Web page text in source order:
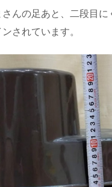
んの足あと、二段目に
されています。